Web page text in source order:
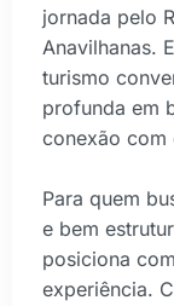
jornada pelo
Anavilhanas.
turismo
profunda em
conexão com
Para quem
e bem
posiciona
experiência.